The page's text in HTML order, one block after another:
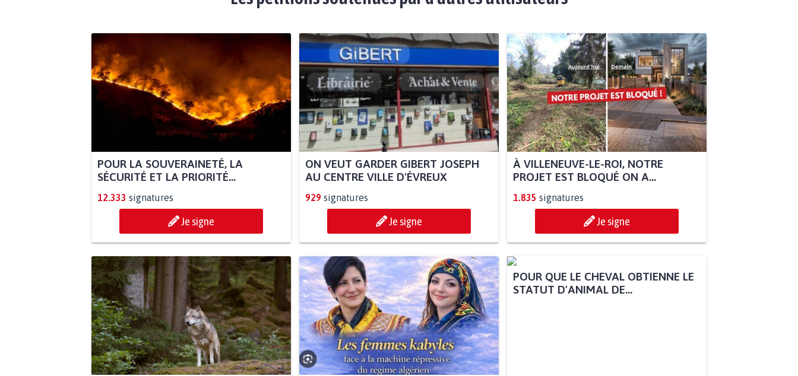
POUR LA SOUVERAINETÉ, LA
SÉCURITÉ ET LA PRIORITÉ...
12.333 signatures
Je signe
ON VEUT GARDER GIBERT JOSEPH
AU CENTRE VILLE D'ÉVREUX
929 signatures
Je signe
À VILLENEUVE-LE-ROI, NOTRE
PROJET EST BLOQUÉ ON A...
1.835 signatures
Je signe
POUR QUE LE CHEVAL OBTIENNE LE
STATUT D'ANIMAL DE...